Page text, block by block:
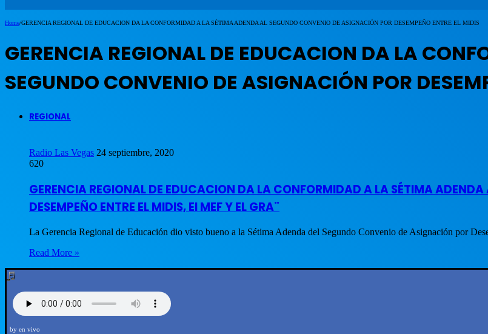
Home/GERENCIA REGIONAL DE EDUCACION DA LA CONFORMIDAD A LA SÉTIMA ADENDA AL SEGUNDO CONVENIO DE ASIGNACIÓN POR DESEMPEÑO ENTRE EL MIDIS
GERENCIA REGIONAL DE EDUCACION DA LA
SEGUNDO CONVENIO DE ASIGNACIÓN POR
REGIONAL
Radio Las Vegas 24 septiembre, 2020
620
GERENCIA REGIONAL DE EDUCACION DA LA CONFORMIDAD A LA SÉTIMA
DESEMPEÑO ENTRE EL MIDIS, El MEF Y EL GRA¨
La Gerencia Regional de Educación dio visto bueno a la Sétima Adenda del Segundo Convenio de Asignación por
Read More »
by en vivo